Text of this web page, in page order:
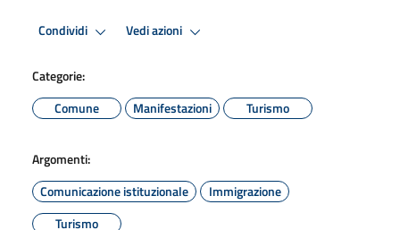
Condividi Vedi azioni
Categorie:
Comune
Manifestazioni Turismo
Argomenti:
Comunicazione istituzionale
Immigrazione
Turismo